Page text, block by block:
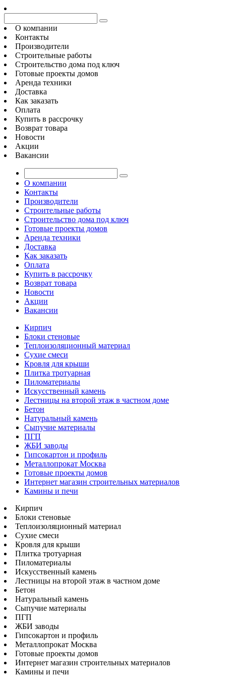
О компании
Контакты
Производители
Строительные работы
Строительство дома под ключ
Готовые проекты домов
Аренда техники
Доставка
Как заказать
Оплата
Купить в рассрочку
Возврат товара
Новости
Акции
Вакансии
О компании
Контакты
Производители
Строительные работы
Строительство дома под ключ
Готовые проекты домов
Аренда техники
Доставка
Как заказать
Оплата
Купить в рассрочку
Возврат товара
Новости
Акции
Вакансии
Кирпич
Блоки стеновые
Теплоизоляционный материал
Сухие смеси
Кровля для крыши
Плитка тротуарная
Пиломатериалы
Искусственный камень
Лестницы на второй этаж в частном доме
Бетон
Натуральный камень
Сыпучие материалы
ПГП
ЖБИ заводы
Гипсокартон и профиль
Металлопрокат Москва
Готовые проекты домов
Интернет магазин строительных материалов
Камины и печи
Кирпич
Блоки стеновые
Теплоизоляционный материал
Сухие смеси
Кровля для крыши
Плитка тротуарная
Пиломатериалы
Искусственный камень
Лестницы на второй этаж в частном доме
Бетон
Натуральный камень
Сыпучие материалы
ПГП
ЖБИ заводы
Гипсокартон и профиль
Металлопрокат Москва
Готовые проекты домов
Интернет магазин строительных материалов
Камины и печи